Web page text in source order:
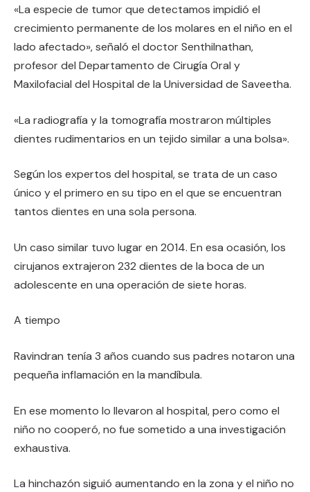
«La especie de tumor que detectamos impidió el
crecimiento permanente de los molares en el niño en el
lado afectado», señaló el doctor Senthilnathan,
profesor del Departamento de Cirugía Oral y
Maxilofacial del Hospital de la Universidad de Saveetha.
«La radiografía y la tomografía mostraron múltiples
dientes rudimentarios en un tejido similar a una bolsa».
Según los expertos del hospital, se trata de un caso
único y el primero en su tipo en el que se encuentran
tantos dientes en una sola persona.
Un caso similar tuvo lugar en 2014. En esa ocasión, los
cirujanos extrajeron 232 dientes de la boca de un
adolescente en una operación de siete horas.
A tiempo
Ravindran tenía 3 años cuando sus padres notaron una
pequeña inflamación en la mandíbula.
En ese momento lo llevaron al hospital, pero como el
niño no cooperó, no fue sometido a una investigación
exhaustiva.
La hinchazón siguió aumentando en la zona y el niño no